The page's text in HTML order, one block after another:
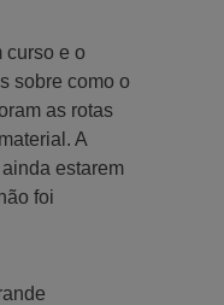
curso e o
sobre como o
as rotas
A
estarem
foi